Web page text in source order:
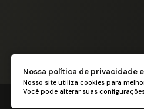
Nossa política de privacidade
Nosso site utiliza cookies para
Você pode alterar suas